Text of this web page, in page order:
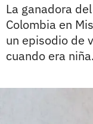
La ganadora
Colombia en
un episodio de
cuando era niña.